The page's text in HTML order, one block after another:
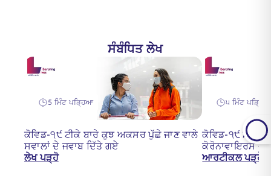
ਸੰਬੰਧਿਤ ਲੇਖ
5 ਮਿੰਟ ਪੜ੍ਹਿਆ
ਕੋਵਿਡ-੧੯ ਟੀਕੇ ਬਾਰੇ ਕੁਝ ਅਕਸਰ ਪੁੱਛੇ ਜਾਣ ਵਾਲੇ
ਸਵਾਲਾਂ ਦੇ ਜਵਾਬ ਦਿੱਤੇ ਗਏ
ਲੇਖ ਪੜ੍ਹੋ
੫ ਮਿੰਟ ਪੜ੍ਹਿਆ
ਕੋਵਿਡ-੧੯
ਕੋਰੋਨਾਵਾਇਰਸ ਦਾ
ਆਰਟੀਕਲ ਪੜ੍ਹੋ